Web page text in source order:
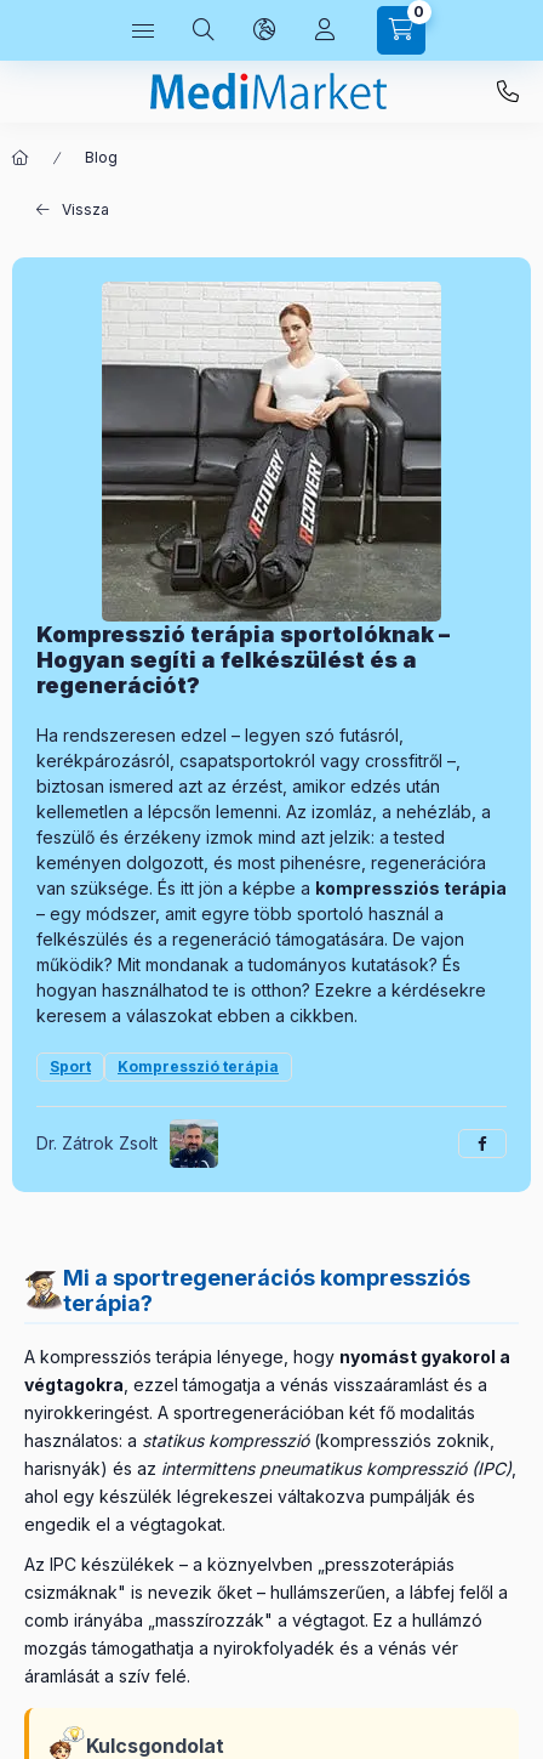
0
Blog
Vissza
Kompresszió terápia sportolóknak –
Hogyan segíti a felkészülést és a
regenerációt?
Ha rendszeresen edzel – legyen szó futásról,
kerékpározásról, csapatsportokról vagy crossfitről –,
biztosan ismered azt az érzést, amikor edzés után
kellemetlen a lépcsőn lemenni. Az izomláz, a nehézláb, a
feszülő és érzékeny izmok mind azt jelzik: a tested
keményen dolgozott, és most pihenésre, regenerációra
van szüksége. És itt jön a képbe a kompressziós terápia
– egy módszer, amit egyre több sportoló használ a
felkészülés és a regeneráció támogatására. De vajon
működik? Mit mondanak a tudományos kutatások? És
hogyan használhatod te is otthon? Ezekre a kérdésekre
keresem a válaszokat ebben a cikkben.
Sport Kompresszió terápia
Dr. Zátrok Zsolt
Mi a sportregenerációs kompressziós
terápia?
A kompressziós terápia lényege, hogy nyomást gyakorol a
végtagokra , ezzel támogatja a vénás visszaáramlást és a
nyirokkeringést. A sportregenerációban két fő modalitás
használatos: a statikus kompresszió(kompressziós zoknik,
harisnyák) és az intermittens pneumatikus kompresszió (IPC),
ahol egy készülék légrekeszei váltakozva pumpálják és
engedik el a végtagokat.
Az IPC készülékek – a köznyelvben „presszoterápiás
csizmáknak" is nevezik őket – hullámszerűen, a lábfej felől a
comb irányába „masszírozzák" a végtagot. Ez a hullámzó
mozgás támogathatja a nyirokfolyadék és a vénás vér
áramlását a szív felé.
Kulcsgondolat